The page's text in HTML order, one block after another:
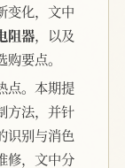
变化，文中
阻器，以及
要点。
点。本期提
方法，并针
识别与消色
修，文中分